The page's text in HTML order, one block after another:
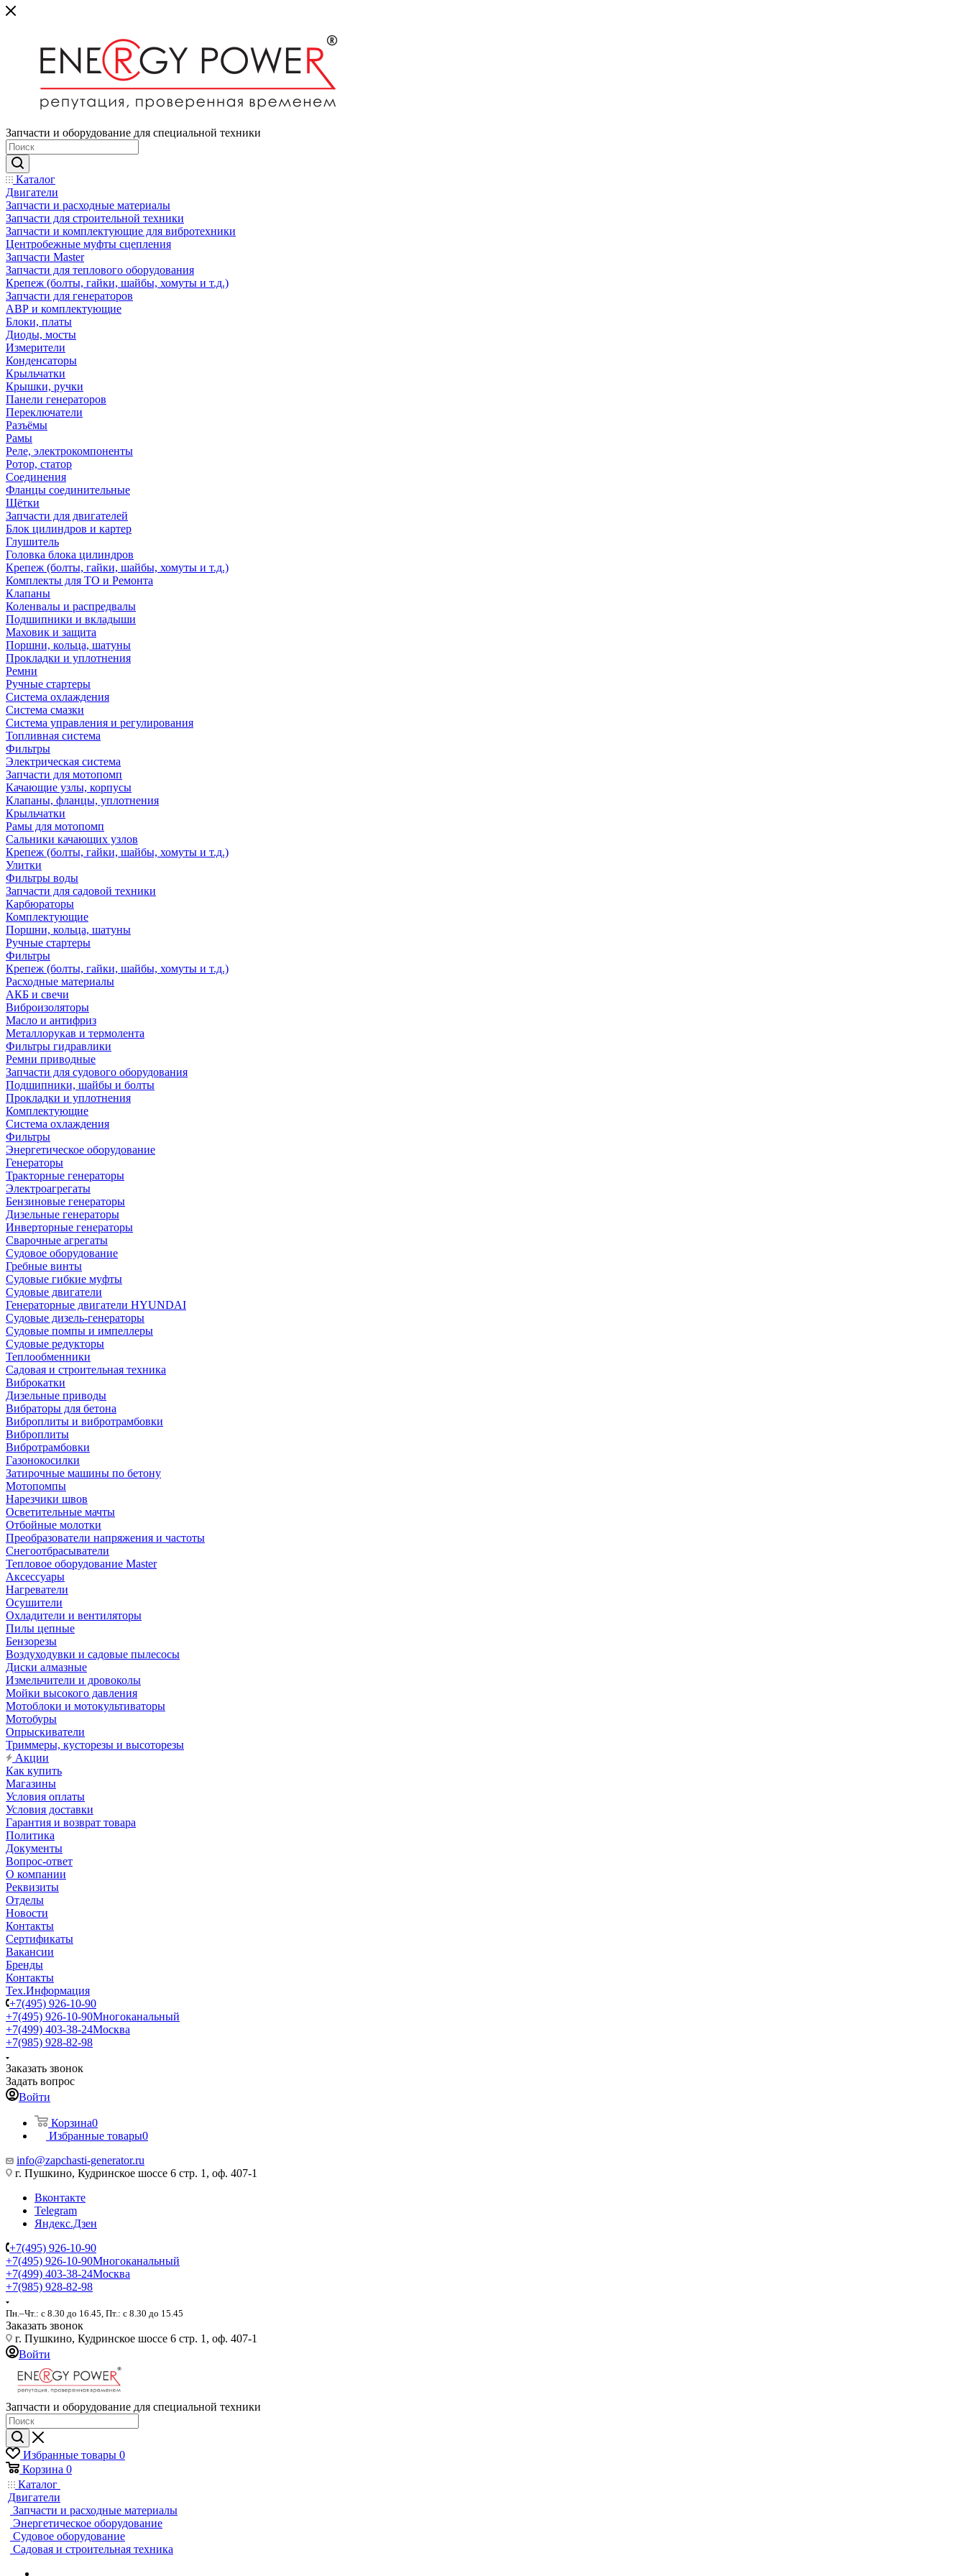
Запчасти и оборудование для специальной техники
Каталог
Двигатели
Запчасти и расходные материалы
Запчасти для строительной техники
Запчасти и комплектующие для вибротехники
Центробежные муфты сцепления
Запчасти Master
Запчасти для теплового оборудования
Крепеж (болты, гайки, шайбы, хомуты и т.д.)
Запчасти для генераторов
АВР и комплектующие
Блоки, платы
Диоды, мосты
Измерители
Конденсаторы
Крыльчатки
Крышки, ручки
Панели генераторов
Переключатели
Разъёмы
Рамы
Реле, электрокомпоненты
Ротор, статор
Соединения
Фланцы соединительные
Щётки
Запчасти для двигателей
Блок цилиндров и картер
Глушитель
Головка блока цилиндров
Крепеж (болты, гайки, шайбы, хомуты и т.д.)
Комплекты для ТО и Ремонта
Клапаны
Коленвалы и распредвалы
Подшипники и вкладыши
Маховик и защита
Поршни, кольца, шатуны
Прокладки и уплотнения
Ремни
Ручные стартеры
Система охлаждения
Система смазки
Система управления и регулирования
Топливная система
Фильтры
Электрическая система
Запчасти для мотопомп
Качающие узлы, корпусы
Клапаны, фланцы, уплотнения
Крыльчатки
Рамы для мотопомп
Сальники качающих узлов
Крепеж (болты, гайки, шайбы, хомуты и т.д.)
Улитки
Фильтры воды
Запчасти для садовой техники
Карбюраторы
Комплектующие
Поршни, кольца, шатуны
Ручные стартеры
Фильтры
Крепеж (болты, гайки, шайбы, хомуты и т.д.)
Расходные материалы
АКБ и свечи
Виброизоляторы
Масло и антифриз
Металлорукав и термолента
Фильтры гидравлики
Ремни приводные
Запчасти для судового оборудования
Подшипники, шайбы и болты
Прокладки и уплотнения
Комплектующие
Система охлаждения
Фильтры
Энергетическое оборудование
Генераторы
Тракторные генераторы
Электроагрегаты
Бензиновые генераторы
Дизельные генераторы
Инверторные генераторы
Сварочные агрегаты
Судовое оборудование
Гребные винты
Судовые гибкие муфты
Судовые двигатели
Генераторные двигатели HYUNDAI
Судовые дизель-генераторы
Судовые помпы и импеллеры
Судовые редукторы
Теплообменники
Садовая и строительная техника
Виброкатки
Дизельные приводы
Вибраторы для бетона
Виброплиты и вибротрамбовки
Виброплиты
Вибротрамбовки
Газонокосилки
Затирочные машины по бетону
Мотопомпы
Нарезчики швов
Осветительные мачты
Отбойные молотки
Преобразователи напряжения и частоты
Снегоотбрасыватели
Тепловое оборудование Master
Аксессуары
Нагреватели
Осушители
Охладители и вентиляторы
Пилы цепные
Бензорезы
Воздуходувки и садовые пылесосы
Диски алмазные
Измельчители и дровоколы
Мойки высокого давления
Мотоблоки и мотокультиваторы
Мотобуры
Опрыскиватели
Триммеры, кусторезы и высоторезы
Акции
Как купить
Магазины
Условия оплаты
Условия доставки
Гарантия и возврат товара
Политика
Документы
Вопрос-ответ
О компании
Реквизиты
Отделы
Новости
Контакты
Сертификаты
Вакансии
Бренды
Контакты
Тех.Информация
+7(495) 926-10-90
+7(495) 926-10-90Многоканальный
+7(499) 403-38-24Москва
+7(985) 928-82-98
Заказать звонок
Задать вопрос
Войти
Корзина0
Избранные товары0
info@zapchasti-generator.ru
г. Пушкино, Кудринское шоссе 6 стр. 1, оф. 407-1
Вконтакте
Telegram
Яндекс.Дзен
+7(495) 926-10-90
+7(495) 926-10-90Многоканальный
+7(499) 403-38-24Москва
+7(985) 928-82-98
Пн.–Чт.: с 8.30 до 16.45, Пт.: с 8.30 до 15.45
Заказать звонок
г. Пушкино, Кудринское шоссе 6 стр. 1, оф. 407-1
Войти
Запчасти и оборудование для специальной техники
Избранные товары 0
Корзина 0
Каталог
Двигатели
Запчасти и расходные материалы
Энергетическое оборудование
Судовое оборудование
Садовая и строительная техника